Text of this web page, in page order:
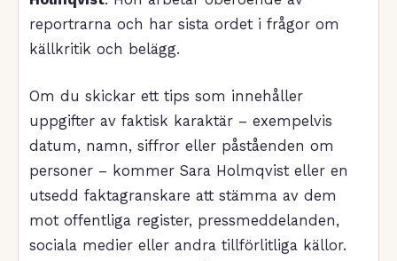
reportrarna och har sista ordet i frågor om
källkritik och belägg.
Om du skickar ett tips som innehåller
uppgifter av faktisk karaktär – exempelvis
datum, namn, siffror eller påståenden om
personer – kommer Sara Holmqvist eller en
utsedd faktagranskare att stämma av dem
mot offentliga register, pressmeddelanden,
sociala medier eller andra tillförlitliga källor.